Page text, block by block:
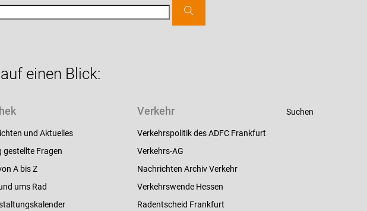
einen Blick:
und Aktuelles
gestellte Fragen
A bis Z
ums Rad
Verkehr
Verkehrspolitik des ADFC Frankfurt
Verkehrs-AG
Nachrichten Archiv Verkehr
Verkehrswende Hessen
Radentscheid Frankfurt
Suchen